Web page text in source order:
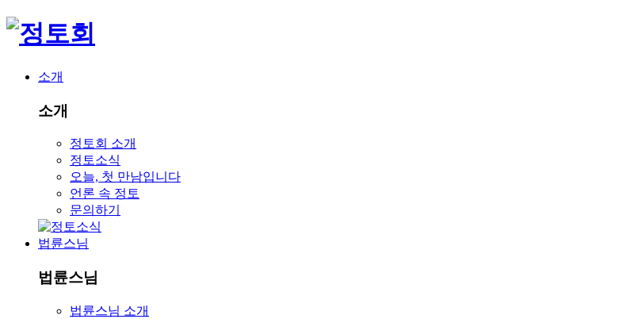
소개
소개
정토회 소개
정토소식
오늘, 첫 만남입니다
언론 속 정토
문의하기
법륜스님
법륜스님
법륜스님 소개